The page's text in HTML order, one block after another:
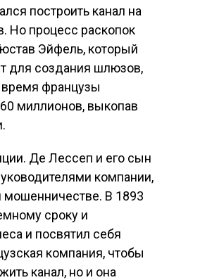
построить канал на
Но процесс раскопок
Эйфель, который
для создания шлюзов,
время французы
миллионов, выкопав
Де Лессеп и его сын
компании,
мошенничестве. В 1893
сроку и
и посвятил себя
компания, чтобы
канал, но и она